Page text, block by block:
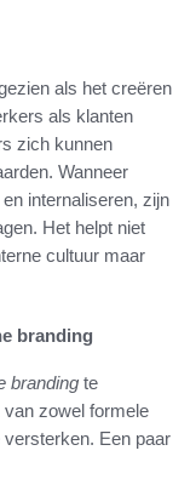
als het creëren
als klanten
zich kunnen
Wanneer
internaliseren, zijn
Het helpt niet
cultuur maar
branding
branding te
zowel formele
Een paar